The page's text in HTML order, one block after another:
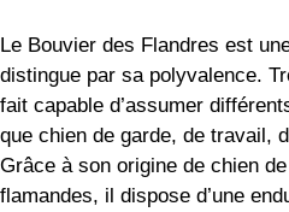
Le Bouvier des Flandres est
distingue par sa polyvalence.
fait capable d’assumer
que chien de garde, de travail,
Grâce à son origine de chien
flamandes, il dispose d’une